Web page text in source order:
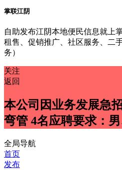
掌联江阴
自助发布江阴本地便民信息就上
租售、促销推广、社区服务、二
务）
关注
返回
本公司因业务发展急
弯管 4名应聘要求：
全局导航
首页
发布